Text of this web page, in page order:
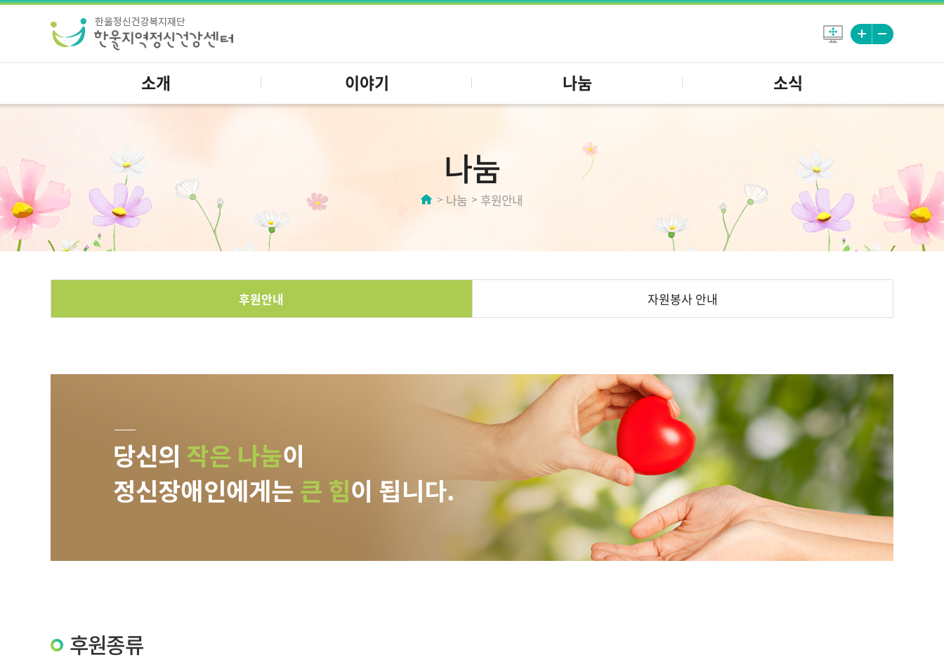
소개 이야기 나눔 소식
나눔
나눔 후원안내
후원안내 자원봉사 안내
후원종류